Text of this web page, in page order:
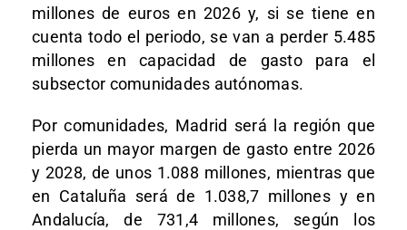
millones de euros en 2026 y, si se tiene en
cuenta todo el periodo, se van a perder 5.485
millones en capacidad de gasto para el
subsector comunidades autónomas.
Por comunidades, Madrid será la región que
pierda un mayor margen de gasto entre 2026
y 2028, de unos 1.088 millones, mientras que
en Cataluña será de 1.038,7 millones y en
Andalucía, de 731,4 millones, según los